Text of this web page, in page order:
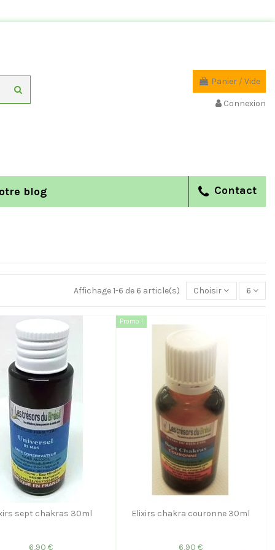
Panier / Vide
Connexion
Contact
blog
Affichage 1-6 de 6 article(s) Choisir 6
sept chakras 30ml
6,90 €
Promo !
Elixirs chakra couronne 30ml
6,90 €